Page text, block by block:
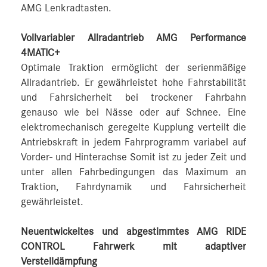
AMG Lenkradtasten.
Vollvariabler Allradantrieb AMG Performance
4MATIC+
Optimale Traktion ermöglicht der serienmäßige
Allradantrieb. Er gewährleistet hohe Fahrstabilität
und Fahrsicherheit bei trockener Fahrbahn
genauso wie bei Nässe oder auf Schnee. Eine
elektromechanisch geregelte Kupplung verteilt die
Antriebskraft in jedem Fahrprogramm variabel auf
Vorder- und Hinterachse Somit ist zu jeder Zeit und
unter allen Fahrbedingungen das Maximum an
Traktion, Fahrdynamik und Fahrsicherheit
gewährleistet.
Neuentwickeltes und abgestimmtes AMG RIDE
CONTROL Fahrwerk mit adaptiver
Verstelldämpfung